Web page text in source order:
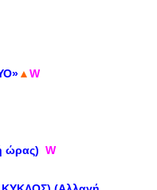
▲W
ώρας) W